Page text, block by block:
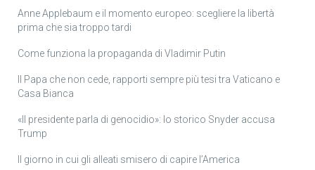
Anne Applebaum e il momento europeo: scegliere la libertà
prima che sia troppo tardi
Come funziona la propaganda di Vladimir Putin
Il Papa che non cede, rapporti sempre più tesi tra Vaticano e
Casa Bianca
«Il presidente parla di genocidio»: lo storico Snyder accusa
Trump
Il giorno in cui gli alleati smisero di capire l’America